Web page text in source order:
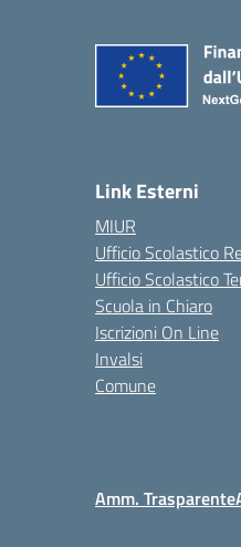
Link Esterni
MIUR
Ufficio Scolastico
Ufficio Scolastico
Scuola in Chiaro
Iscrizioni On Line
Invalsi
Comune
Amm. Trasparente